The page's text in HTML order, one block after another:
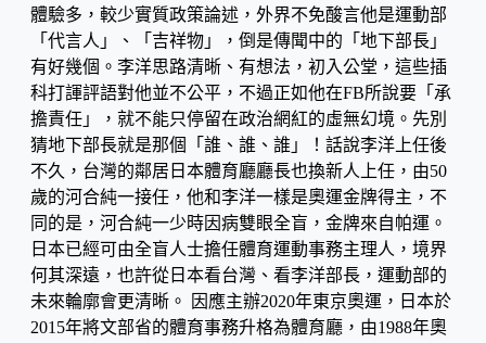
體驗多，較少實質政策論述，外界不免酸言他是運動部
「代言人」、「吉祥物」，倒是傳聞中的「地下部長」
有好幾個。李洋思路清晰、有想法，初入公堂，這些插
科打諢評語對他並不公平，不過正如他在FB所說要「承
擔責任」，就不能只停留在政治網紅的虛無幻境。先別
猜地下部長就是那個「誰、誰、誰」！話說李洋上任後
不久，台灣的鄰居日本體育廳廳長也換新人上任，由50
歲的河合純一接任，他和李洋一樣是奧運金牌得主，不
同的是，河合純一少時因病雙眼全盲，金牌來自帕運。
日本已經可由全盲人士擔任體育運動事務主理人，境界
何其深遠，也許從日本看台灣、看李洋部長，運動部的
未來輪廓會更清晰。 因應主辦2020年東京奧運，日本於
2015年將文部省的體育事務升格為體育廳，由1988年奧